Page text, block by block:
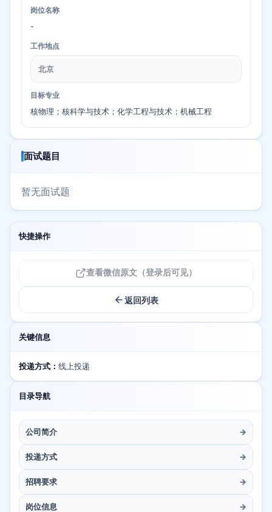
岗位名称
-
工作地点
北京
目标专业
核物理；核科学与技术；化学工程与技术；机械工程
面试题目
暂无面试题
快捷操作
查看微信原文（登录后可见）
返回列表
关键信息
投递方式： 线上投递
目录导航
公司简介 →
投递方式 →
招聘要求 →
岗位信息 →